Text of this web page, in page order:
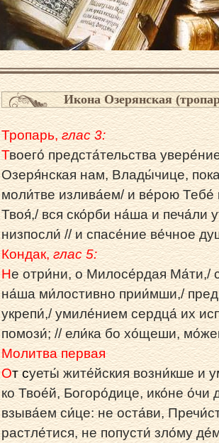
Икона Озерянская
Тропарь,глас 3:
Твоего́ предста́тельства
Озеря́нская нам, Влады́чице,
моли́тве излива́ем/ и ве́рою
Твоя́,/ вся ско́рби на́ша и печа́ли
низпосли́ // и спасе́ние ве́чное
Кондак,глас 5:
Не отри́ни, о Милосе́рдая Ма́ти,/
на́ша ми́лостивно прии́мши,/
укрепи́,/ умиле́нием сердца́ их
помози́; // ели́ка бо хо́щеши,
Молитва первая
От суеты́ жите́йския возни́кше и
ко Твое́й, Богоро́дице, ико́не
взыва́ем си́це: не оста́ви,
растле́тися, не попусти́ зло́му